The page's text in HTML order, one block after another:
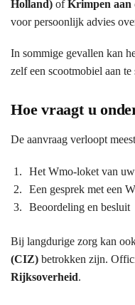
Holland) ofKrimpen aan
voor persoonlijk advies
In sommige gevallen kan
zelf een scootmobiel aan te
Hoe vraagt u
De aanvraag verloopt
Het Wmo-loket van
Een gesprek met een
Beoordeling en besluit
Bij langdurige zorg kan
(CIZ) betrokken zijn.
Rijksoverheid.